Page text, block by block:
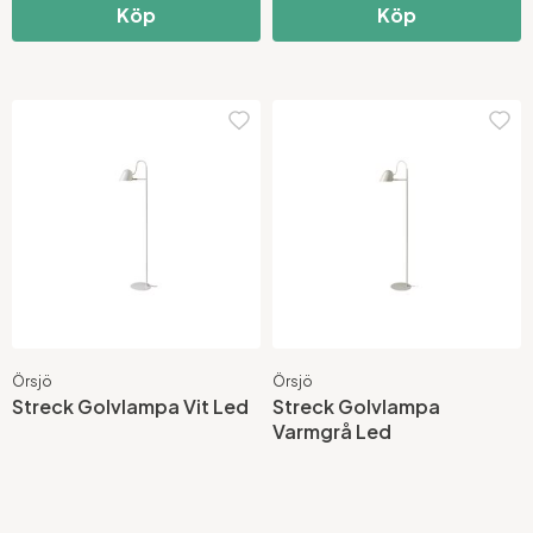
Köp
Köp
Örsjö
Streck Golvlampa Vit Led
Örsjö
Streck Golvlampa
Varmgrå Led